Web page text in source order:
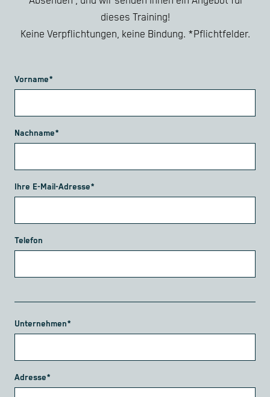
dieses Training!
Keine Verpflichtungen, keine Bindung. *Pflichtfelder.
Vorname*
Nachname*
Ihre E-Mail-Adresse*
Telefon
Unternehmen*
Adresse*